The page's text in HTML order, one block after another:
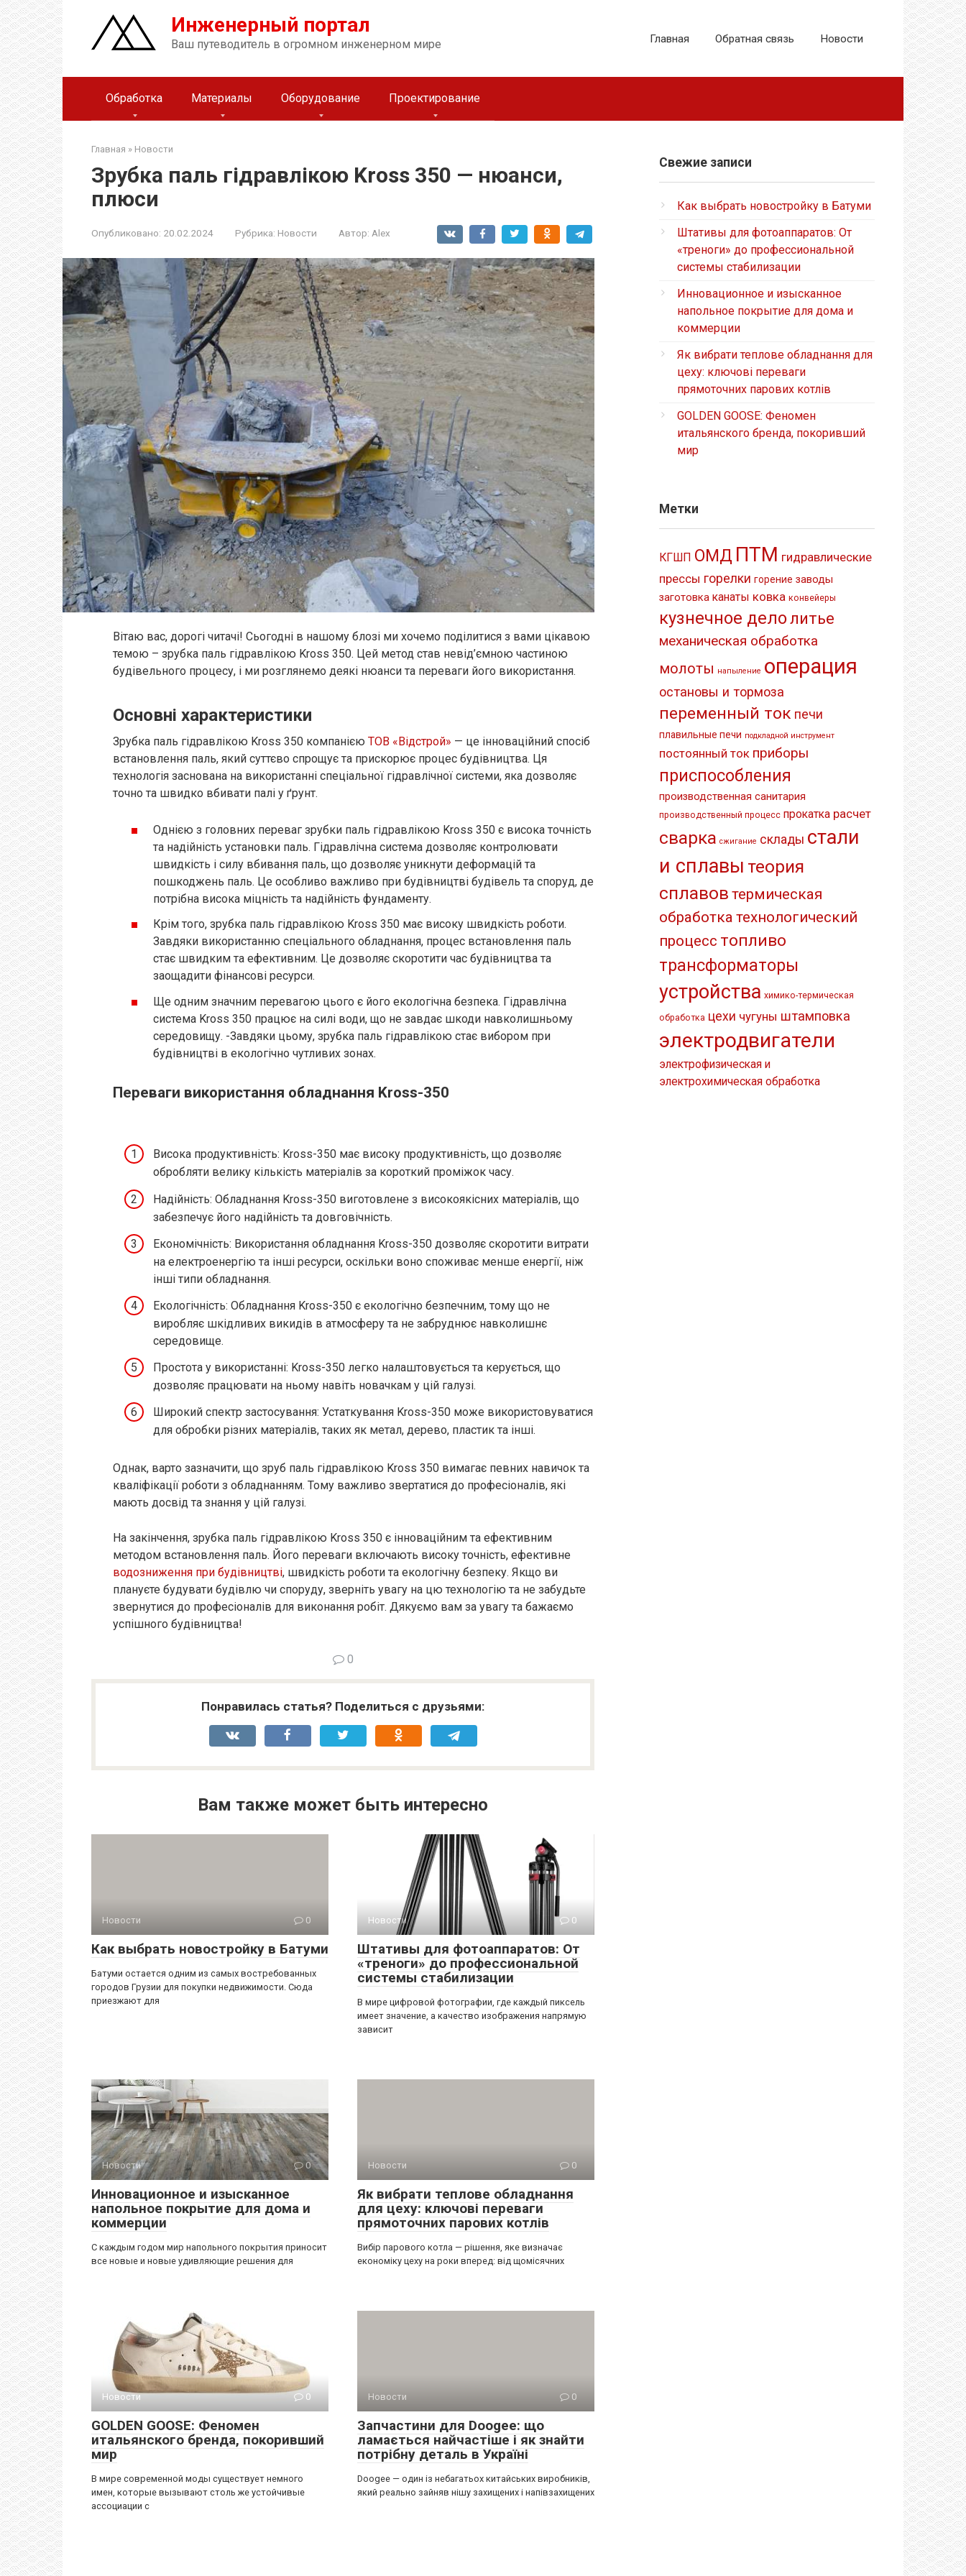
Перейти
к
контенту
Инженерный портал
Ваш путеводитель в огромном инженерном мире Главная Обратная связь Новости
Обработка Материалы Оборудование Проектирование
Главная » Новости
Зрубка паль гідравлікою Kross 350 — нюанси,
плюси
Опубликовано: 20.02.2024 Рубрика: Новости Автор: Alex
Вітаю вас, дорогі читачі! Сьогодні в нашому блозі ми хочемо поділитися з вами цікавою
темою – зрубка паль гідравлікою Kross 350. Цей метод став невід’ємною частиною
будівельного процесу, і ми розглянемо деякі нюанси та переваги його використання.
Основні характеристики
Зрубка паль гідравлікою Kross 350 компанією ТОВ «Відстрой» — це інноваційний спосіб
встановлення паль, який суттєво спрощує та прискорює процес будівництва. Ця
технологія заснована на використанні спеціальної гідравлічної системи, яка дозволяє
точно та швидко вбивати палі у ґрунт.
Однією з головних переваг зрубки паль гідравлікою Kross 350 є висока точність
та надійність установки паль. Гідравлічна система дозволяє контролювати
швидкість і силу вбивання паль, що дозволяє уникнути деформацій та
пошкоджень паль. Це особливо важливо при будівництві будівель та споруд, де
потрібна висока міцність та надійність фундаменту.
Крім того, зрубка паль гідравлікою Kross 350 має високу швидкість роботи.
Завдяки використанню спеціального обладнання, процес встановлення паль
стає швидким та ефективним. Це дозволяє скоротити час будівництва та
заощадити фінансові ресурси.
Ще одним значним перевагою цього є його екологічна безпека. Гідравлічна
система Kross 350 працює на силі води, що не завдає шкоди навколишньому
середовищу. -Завдяки цьому, зрубка паль гідравлікою стає вибором при
будівництві в екологічно чутливих зонах.
Переваги використання обладнання Kross-350
Висока продуктивність: Kross-350 має високу продуктивність, що дозволяє
обробляти велику кількість матеріалів за короткий проміжок часу.
Надійність: Обладнання Kross-350 виготовлене з високоякісних матеріалів, що
забезпечує його надійність та довговічність.
Економічність: Використання обладнання Kross-350 дозволяє скоротити витрати
на електроенергію та інші ресурси, оскільки воно споживає менше енергії, ніж
інші типи обладнання.
Екологічність: Обладнання Kross-350 є екологічно безпечним, тому що не
виробляє шкідливих викидів в атмосферу та не забруднює навколишнє
середовище.
Простота у використанні: Kross-350 легко налаштовується та керується, що
дозволяє працювати на ньому навіть новачкам у цій галузі.
Широкий спектр застосування: Устаткування Kross-350 може використовуватися
для обробки різних матеріалів, таких як метал, дерево, пластик та інші.
Однак, варто зазначити, що зруб паль гідравлікою Kross 350 вимагає певних навичок та
кваліфікації роботи з обладнанням. Тому важливо звертатися до професіоналів, які
мають досвід та знання у цій галузі.
На закінчення, зрубка паль гідравлікою Kross 350 є інноваційним та ефективним
методом встановлення паль. Його переваги включають високу точність, ефективне
водозниження при будівництві, швидкість роботи та екологічну безпеку. Якщо ви
плануєте будувати будівлю чи споруду, зверніть увагу на цю технологію та не забудьте
звернутися до професіоналів для виконання робіт. Дякуємо вам за увагу та бажаємо
успішного будівництва!
0
Понравилась статья? Поделиться с друзьями:
Вам также может быть интересно
Новости 0
Как выбрать новостройку в Батуми
Батуми остается одним из самых востребованных
городов Грузии для покупки недвижимости. Сюда
приезжают для
Новости 0
Штативы для фотоаппаратов: От
«треноги» до профессиональной
системы стабилизации
В мире цифровой фотографии, где каждый пиксель
имеет значение, а качество изображения напрямую
зависит
Новости 0
Инновационное и изысканное
напольное покрытие для дома и
коммерции
С каждым годом мир напольного покрытия приносит
все новые и новые удивляющие решения для
Новости 0
Як вибрати теплове обладнання
для цеху: ключові переваги
прямоточних парових котлів
Вибір парового котла — рішення, яке визначає
економіку цеху на роки вперед: від щомісячних
Новости 0
GOLDEN GOOSE: Феномен
итальянского бренда, покоривший
мир
В мире современной моды существует немного
имен, которые вызывают столь же устойчивые
ассоциации с
Новости 0
Запчастини для Doogee: що
ламається найчастіше і як знайти
потрібну деталь в Україні
Doogee — один із небагатьох китайських виробників,
який реально зайняв нішу захищених і напівзахищених
Свежие записи
Как выбрать новостройку в Батуми
Штативы для фотоаппаратов: От
«треноги» до профессиональной
системы стабилизации
Инновационное и изысканное
напольное покрытие для дома и
коммерции
Як вибрати теплове обладнання для
цеху: ключові переваги
прямоточних парових котлів
GOLDEN GOOSE: Феномен
итальянского бренда, покоривший
мир
Метки
КГШП ОМД ПТМ гидравлические
прессы горелки горение заводы
заготовка канаты ковка конвейеры
кузнечное делолитье
механическая обработка
молоты напыление операция
остановы и тормоза
переменный ток печи
плавильные печи подкладной инструмент
постоянный ток приборы
приспособления
производственная санитария
производственный процесс прокатка расчет
сварка сжигание склады стали
и сплавы теория
сплавов термическая
обработка технологический
процесс топливо
трансформаторы
устройства химико-термическая
обработка цехи чугуны штамповка
электродвигатели
электрофизическая и
электрохимическая обработка